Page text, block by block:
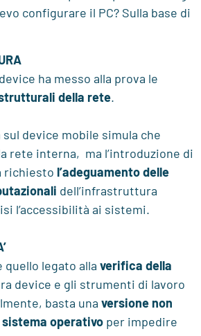
configurare il PC? Sulla base di
ha messo alla prova le
della rete.
sul device mobile simula che
rete interna, ma l’introduzione di
richiesto l’adeguamento delle
dell’infrastruttura
l’accessibilità ai sistemi.
quello legato alla verifica della
device e gli strumenti di lavoro
basta una versione non
operativo per impedire